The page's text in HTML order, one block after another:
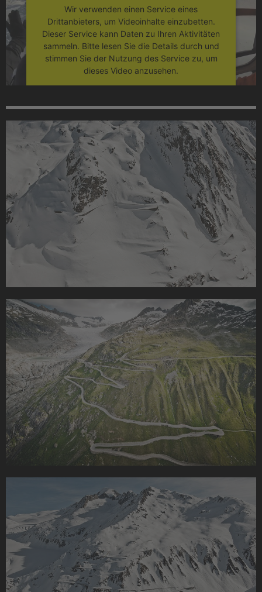
Wir verwenden einen Service eines
Drittanbieters, um Videoinhalte einzubetten.
Dieser Service kann Daten zu Ihren Aktivitäten
sammeln. Bitte lesen Sie die Details durch und
stimmen Sie der Nutzung des Service zu, um
dieses Video anzusehen.
Akzeptieren
powered byUsercentrics Consent
Management Platform